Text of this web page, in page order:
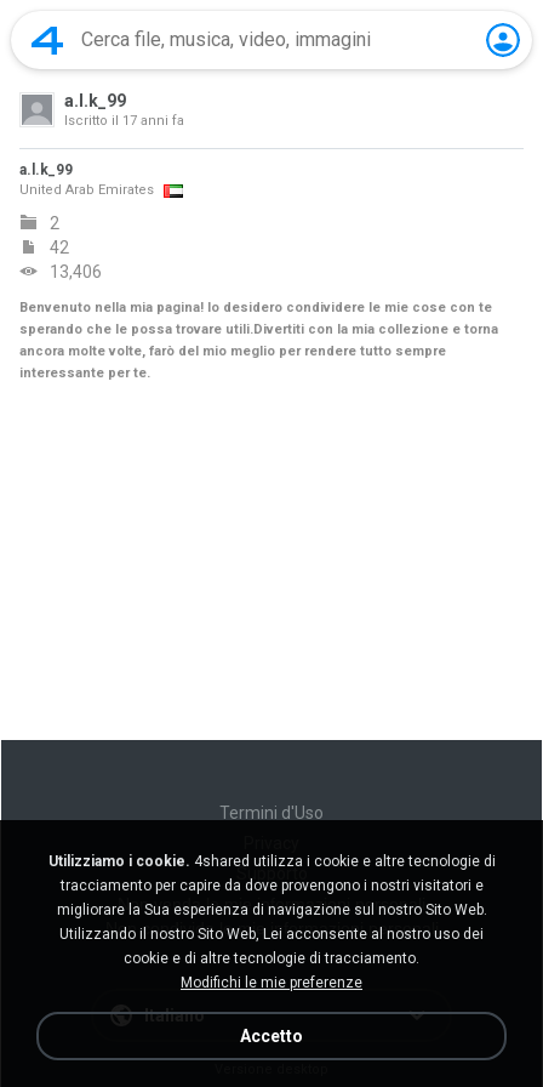
a.l.k_99
Iscritto il 17 anni fa
a.l.k_99
United Arab Emirates
2
42
13,406
Benvenuto nella mia pagina! Io desidero condividere le mie cose con te
sperando che le possa trovare utili.Divertiti con la mia collezione e torna
ancora molte volte, farò del mio meglio per rendere tutto sempre
interessante per te.
Termini d'Uso
Non venda le mie informazioni personali
Non condivida le mie informazioni personali
Italiano
Utilizziamo i cookie. 4shared utilizza i cookie e altre tecnologie di
tracciamento per capire da dove provengono i nostri visitatori e
migliorare la Sua esperienza di navigazione sul nostro Sito Web.
Utilizzando il nostro Sito Web, Lei acconsente al nostro uso dei
cookie e di altre tecnologie di tracciamento.
Modifichi le mie preferenze
Accetto